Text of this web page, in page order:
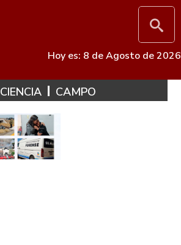
Hoy es: 8 de Agosto de 2026
CIENCIA CAMPO